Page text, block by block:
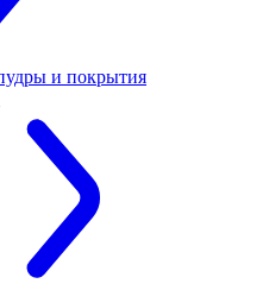
и покрытия